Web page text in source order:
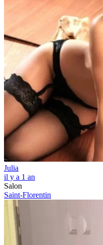
Julia
il y a 1 an
Salon
Saint-Florentin